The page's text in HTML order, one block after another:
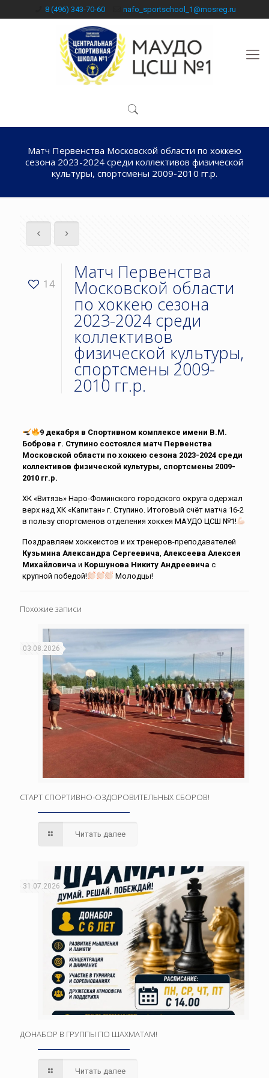
8 (496) 343-70-60 nafo_sportschool_1@mosreg.ru
Матч Первенства Московской области по хоккею
сезона 2023-2024 среди коллективов физической
культуры, спортсмены 2009-2010 гг.р.
14
Матч Первенства
Московской области
по хоккею сезона
2023-2024 среди
коллективов
физической культуры,
спортсмены 2009-
2010 гг.р.
9 декабря в Спортивном комплексе имени В.М.
Боброва г. Ступино состоялся матч Первенства
Московской области по хоккею сезона 2023-2024 среди
коллективов физической культуры, спортсмены 2009-
2010 гг.р.
ХК «Витязь» Наро-Фоминского городского округа одержал
верх над ХК «Капитан» г. Ступино. Итоговый счёт матча 16-2
в пользу спортсменов отделения хоккея МАУДО ЦСШ №1!
Поздравляем хоккеистов и их тренеров-преподавателей
Кузьмина Александра Сергеевича, Алексеева Алексея
Михайловича и Коршунова Никиту Андреевича с
крупной победой!
Молодцы!
Похожие записи
03.08.2026
СТАРТ СПОРТИВНО-ОЗДОРОВИТЕЛЬНЫХ СБОРОВ!
Читать далее
31.07.2026
ДОНАБОР В ГРУППЫ ПО ШАХМАТАМ!
Читать далее